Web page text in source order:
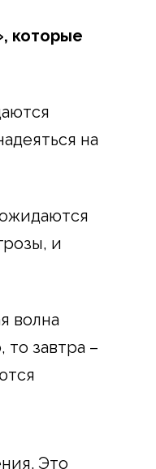
которые
на
и
волна
завтра –
Это